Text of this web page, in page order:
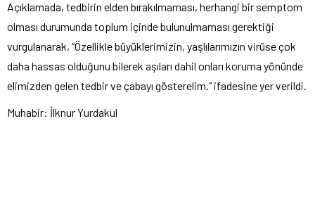
Açıklamada, tedbirin elden bırakılmaması, herhangi bir semptom
olması durumunda toplum içinde bulunulmaması gerektiği
vurgulanarak, “Özellikle büyüklerimizin, yaşlılarımızın virüse çok
daha hassas olduğunu bilerek aşıları dahil onları koruma yönünde
elimizden gelen tedbir ve çabayı gösterelim.” ifadesine yer verildi.
Muhabir: İlknur Yurdakul